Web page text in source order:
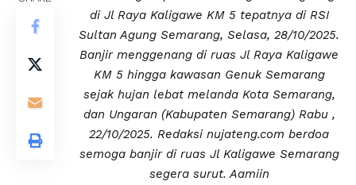
di Jl Raya Kaligawe KM 5 tepatnya di RSI
Sultan Agung Semarang, Selasa, 28/10/2025.
Banjir menggenang di ruas Jl Raya Kaligawe
KM 5 hingga kawasan Genuk Semarang
sejak hujan lebat melanda Kota Semarang,
dan Ungaran (Kabupaten Semarang) Rabu ,
22/10/2025. Redaksi nujateng.com berdoa
semoga banjir di ruas Jl Kaligawe Semarang
segera surut. Aamiin